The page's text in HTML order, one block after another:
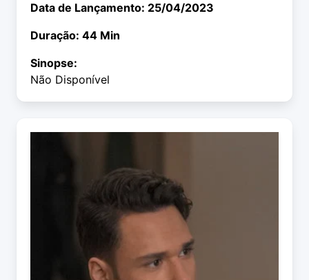
Data de Lançamento: 25/04/2023
Duração: 44 Min
Sinopse:
Não Disponível